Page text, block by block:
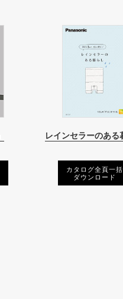
レインセラーのある
カタログ全頁一括
ダウンロード